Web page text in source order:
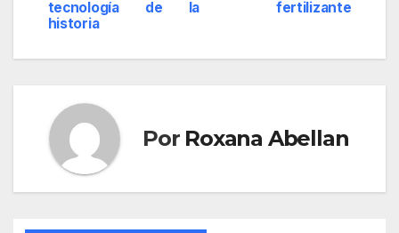
fertilizante
tecnología de la
historia
Por Roxana Abellan